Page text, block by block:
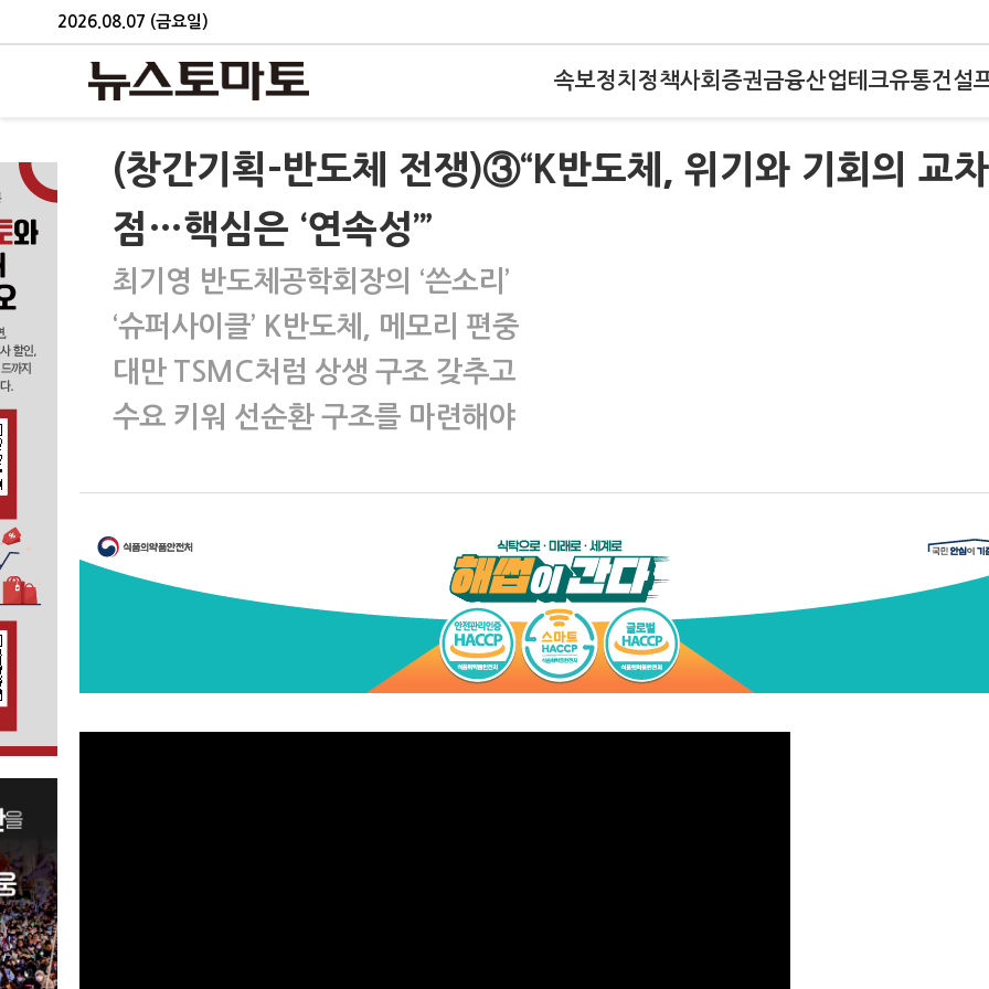
2026.08.07 (금요일)
속보정치 정책사회 증권금융산업테크유통건설
(창간기획-반도체 전쟁)③“K반도체, 위기와 기회의 교차
점…핵심은 ‘연속성’”
최기영 반도체공학회장의 ‘쓴소리’
‘슈퍼사이클’ K반도체, 메모리 편중
대만 TSMC처럼 상생 구조 갖추고
수요 키워 선순환 구조를 마련해야